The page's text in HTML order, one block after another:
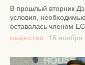
В прошлый вторник
условия,
оставалась членом ЕС
ОБЩЕСТВО 16 ноября